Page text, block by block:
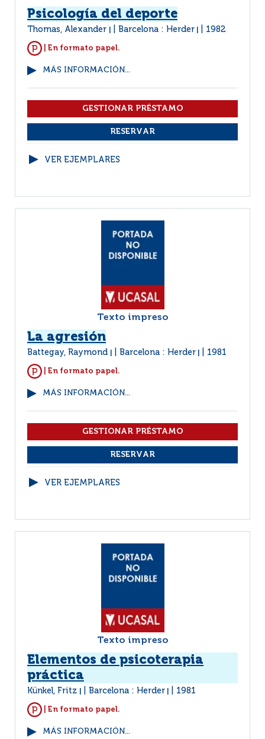
Psicología del deporte
Thomas, Alexander Barcelona : Herder 1982
| En formato papel.
MÁS INFORMACIÓN...
VER EJEMPLARES
Texto impreso
La agresión
Battegay, Raymond Barcelona : Herder 1981
| En formato papel.
MÁS INFORMACIÓN...
VER EJEMPLARES
Texto impreso
Elementos de psicoterapia
práctica
Künkel, Fritz Barcelona : Herder 1981
| En formato papel.
MÁS INFORMACIÓN...